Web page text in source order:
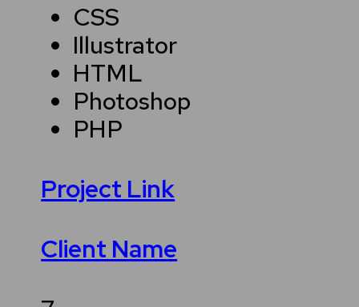
CSS
Illustrator
HTML
Photoshop
PHP
Project Link
Client Name